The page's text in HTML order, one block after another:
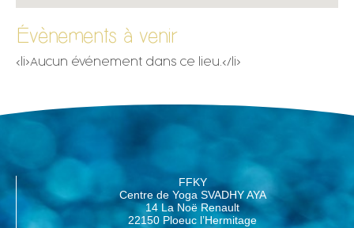
Évènements à venir
<li>Aucun événement dans ce lieu.</li>
FFKY
Centre de Yoga SVADHY AYA
14 La Noë Renault
22150 Ploeuc l’Hermitage